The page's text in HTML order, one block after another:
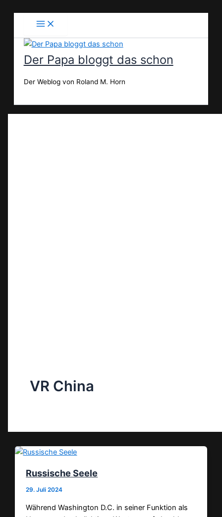
Der Papa bloggt das schon
Der Weblog von Roland M. Horn
VR China
Russische Seele
29. Juli 2024
Während Washington D.C. in seiner Funktion als